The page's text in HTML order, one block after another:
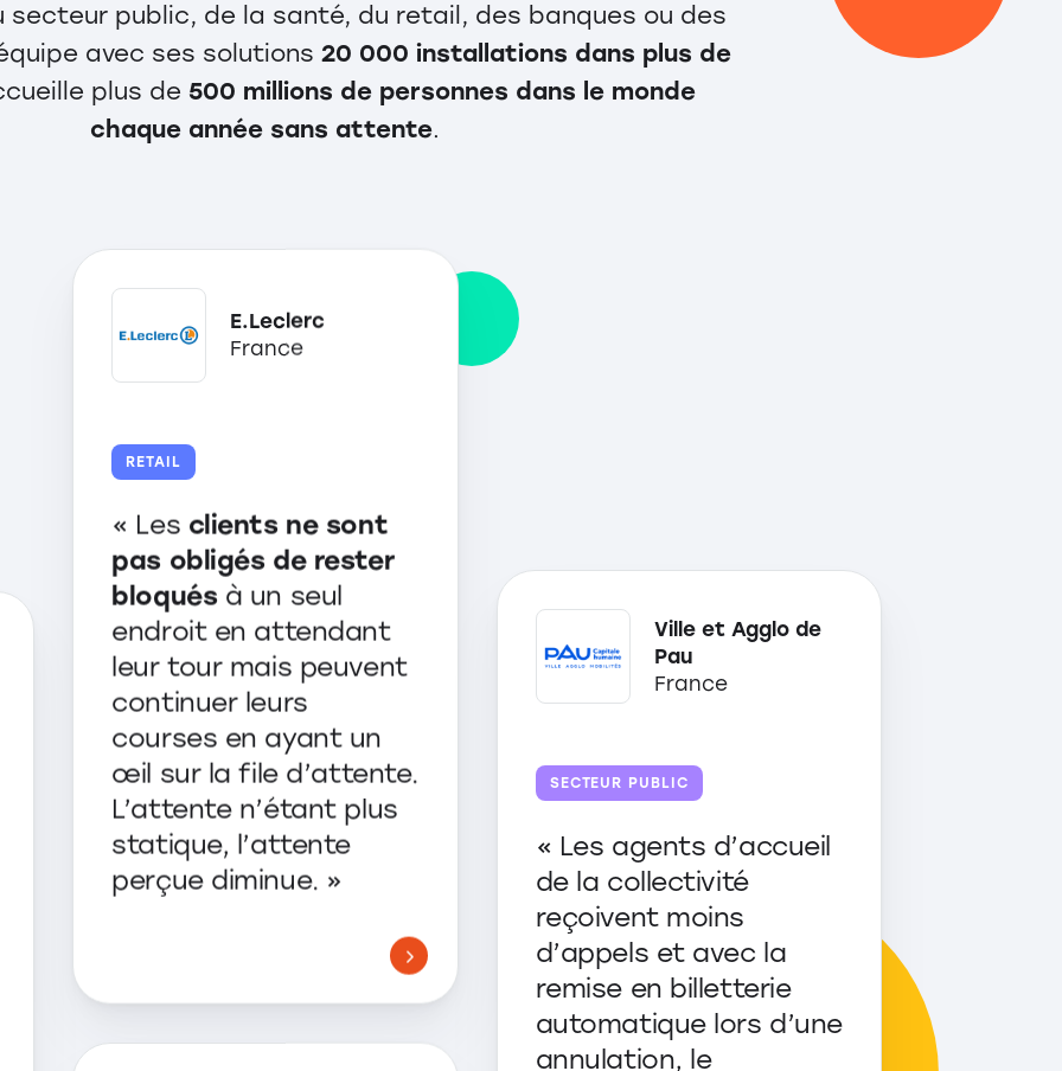
secteur public, de la santé, du retail, des banques ou des
avec ses solutions20 000 installations dans plus de
plus de 500 millions de personnes dans le monde
chaque année sans attente.
E.Leclerc
France
RETAIL
« Les clients ne sont
pas obligés de rester
bloqués à un seul
endroit en attendant
leur tour mais peuvent
continuer leurs
courses en ayant un
œil sur la file d’attente.
L’attente n’étant plus
statique, l’attente
perçue diminue. »
Ville et Agglo de
Pau
France
SECTEUR PUBLIC
« Les agents d’accueil
de la collectivité
reçoivent moins
d’appels et avec la
remise en billetterie
automatique lors d’une
annulation, le